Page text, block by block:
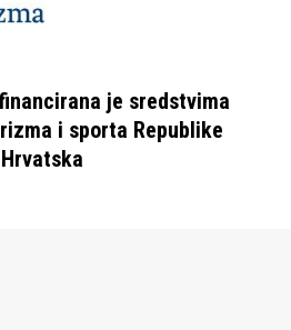
je sredstvima
i sporta Republike
Hrvatska